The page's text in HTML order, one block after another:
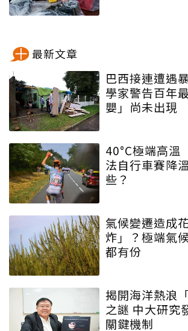
最新文章
巴西接連遭遇
學家警告百年
嬰」尚未出現
40°C極端高溫
法自行車賽降
些？
氣候變遷造成
炸」？極端氣
都有份
揭開海洋熱浪
之謎 中大研究
關鍵機制